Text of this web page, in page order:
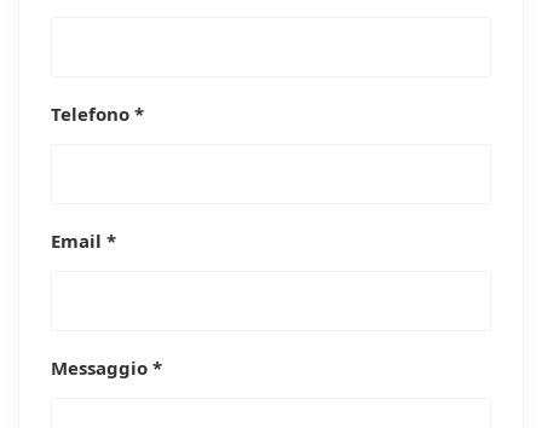
Telefono *
Email *
Messaggio *